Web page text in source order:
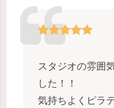
スタジオの雰囲
した！！
気持ちよくピラ